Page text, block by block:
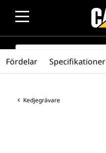
SEARCH
Kedjegrävare
Fördelar Specifikationer